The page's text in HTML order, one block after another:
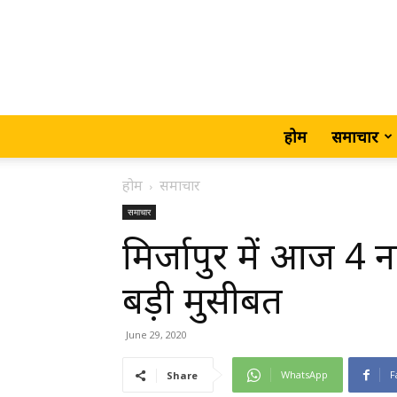
होम समाचार
होम समाचार
समाचार
मिर्जापुर में आज 4
बड़ी मुसीबत
June 29, 2020
Share WhatsApp